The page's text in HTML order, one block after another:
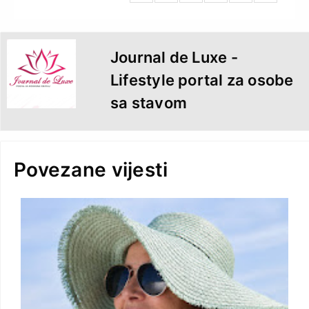
t
Journal de Luxe -
Lifestyle portal za osobe
sa stavom
Povezane vijesti